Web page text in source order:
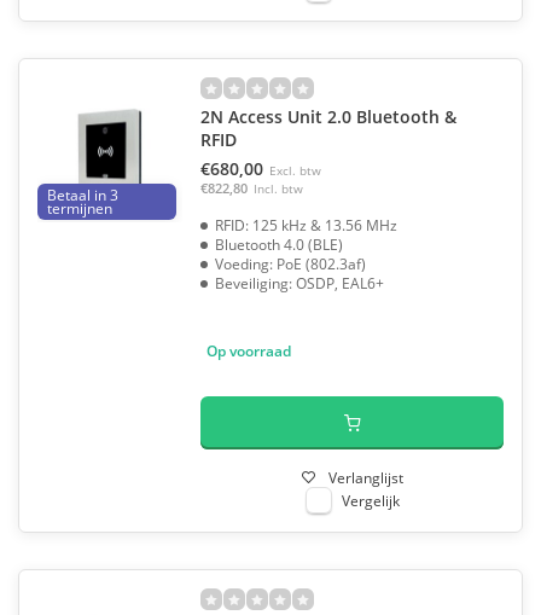
Betaal in 3
termijnen
2N Access Unit 2.0 Bluetooth &
RFID
€680,00 Excl. btw
€822,80 Incl. btw
RFID: 125 kHz & 13.56 MHz
Bluetooth 4.0 (BLE)
Voeding: PoE (802.3af)
Beveiliging: OSDP, EAL6+
Op voorraad
Verlanglijst
Vergelijk